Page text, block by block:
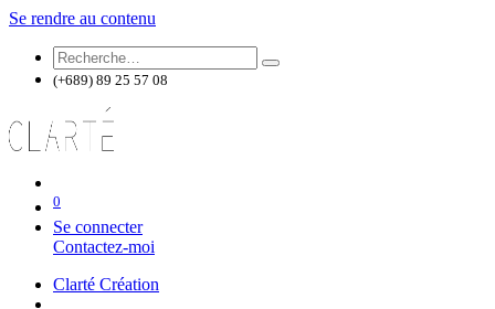
Se rendre au contenu
(+689) 89 25 57 08
0
Se connecter
Contactez-moi
Clarté Création